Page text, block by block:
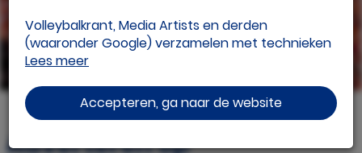
Adverteren op
Volleybalkrant, Media Artists en derden
(waaronder Google) verzamelen met technieken
waaronder cookies meer informatie over je
het
Google Privacybeleid en hun
Servicevoorwaarden voor meer informatie over
Lees meer
Accepteren, ga naar de website